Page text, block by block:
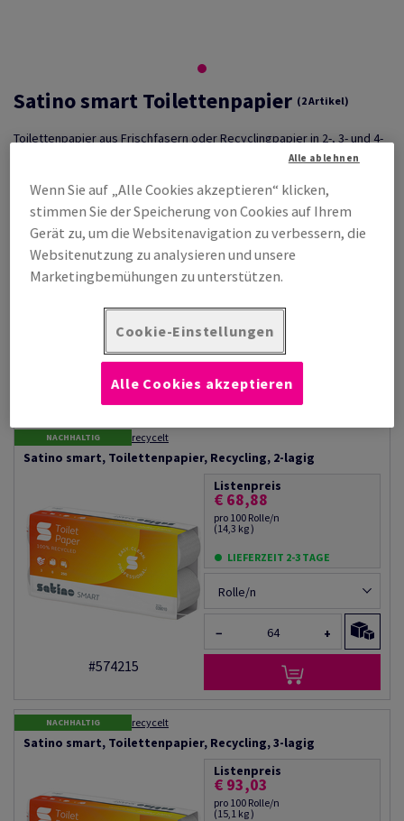
Satino smart Toilettenpapier (2 Artikel)
Toilettenpapier aus Frischfasern oder Recyclingpapier in 2-, 3- und 4-
lagiger Qualität. Ob hochweiß und extrem saugstark oder naturweiß
Produktvorteile
100% Recycling
Blauer Engel & EU Ecolabel
Zusätzliche
Produktbeschreibung
Toilettenpapier in Kleinrollen
2-lagig oder 3-lagig, mit Prägung
Anwendungen
Ausstattung von Toiletten und
Waschräumen
Produktinformation
Produkt weiterempfehlen
NACHHALTIG recycelt
Satino smart, Toilettenpapier, Recycling, 2-lagig
#574215
Listenpreis
€ 68,88
pro 100 Rolle/n
(14,3 kg )
LIEFERZEIT 2-3 TAGE
Rolle/n
− +
NACHHALTIG recycelt
Satino smart, Toilettenpapier, Recycling, 3-lagig
Listenpreis
€ 93,03
pro 100 Rolle/n
(15,1 kg )
Wenn Sie auf „Alle Cookies akzeptieren“ klicken,
stimmen Sie der Speicherung von Cookies auf Ihrem
Gerät zu, um die Websitenavigation zu verbessern, die
Websitenutzung zu analysieren und unsere
Marketingbemühungen zu unterstützen.
Cookie-Einstellungen
Alle ablehnen
Alle Cookies akzeptieren